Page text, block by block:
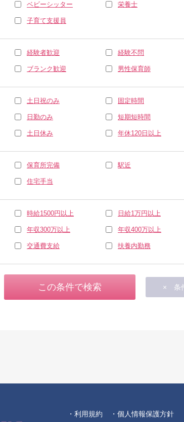
ベビーシッター 栄養士
子育て支援員
経験者歓迎 経験不問
ブランク歓迎 男性保育師
土日祝のみ 固定時間
日勤のみ 短期短時間
土日休み 年休120日以上
保育所完備 駅近
住宅手当
時給1500円以上 日給1万円以上
年収300万以上 年収400万以上
交通費支給 扶養内勤務
・利用規約 ・個人情報保護方針